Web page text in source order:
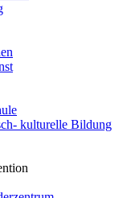
kulturelle Bildung